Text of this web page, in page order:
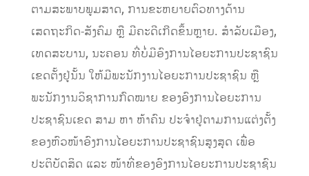
ຕາມສະພາບພູມສາດ, ການຂະຫຍາຍຕົວທາງດ້ານ
ເສດຖະກິດ-ສັງຄົມ ຫຼື ມີຄະດີເກີດຂຶ້ນຫຼາຍ. ສຳລັບເມືອງ,
ເທດສະບານ, ນະຄອນ ທີ່ບໍ່ມີອົງການໄອຍະການປະຊາຊົນ
ເຂດຕັ້ງຢູ່ນັ້ນ ໃຫ້ມີພະນັກງານໄອຍະການປະຊາຊົນ ຫຼື
ພະນັກງານວິຊາການກົດໝາຍ ຂອງອົງການໄອຍະການ
ປະຊາຊົນເຂດ ສາມ ຫາ ຫ້າຄົນ ປະຈໍາຢູ່ຕາມການແຕ່ງຕັ້ງ
ຂອງຫົວໜ້າອົງການໄອຍະການປະຊາຊົນສູງສຸດ ເພື່ອ
ປະຕິບັດສິດ ແລະ ໜ້າທີ່ຂອງອົງການໄອຍະການປະຊາຊົນ